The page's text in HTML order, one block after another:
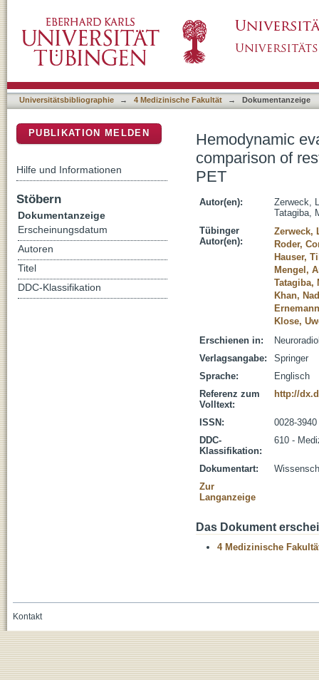
to breath-hold fMRI and [O-15]water PET
Universitätsbibliographie → 4 Medizinische Fakultät → Dokumentanzeige
Hemodynamic
comparison of
PET
Autor(en):
Zerweck,
Tatagiba,
Tübinger
Autor(en):
Zerweck,
Roder,
Hauser,
Mengel,
Tatagiba,
Khan,
Klose,
Erschienen in:
Verlagsangabe:
Springer
Sprache:
Englisch
Referenz zum
Volltext:
http://
ISSN:
0028-3940
DDC-
Klassifikation:
610 -
Dokumentart:
Zur
Langanzeige
Das Dokument
4 Medizinische
PUBLIKATION MELDEN
Hilfe und Informationen
Stöbern
Dokumentanzeige
Erscheinungsdatum
Autoren
Titel
DDC-Klassifikation
Kontakt